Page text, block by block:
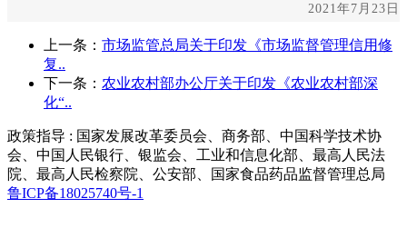
2021年7月23日
上一条： 市场监管总局关于印发《市场监督管理信用修
复..
下一条： 农业农村部办公厅关于印发《农业农村部深
化“..
政策指导 : 国家发展改革委员会、商务部、中国科学技术协
会、中国人民银行、银监会、工业和信息化部、最高人民法
院、最高人民检察院、公安部、国家食品药品监督管理总局
鲁ICP备18025740号-1